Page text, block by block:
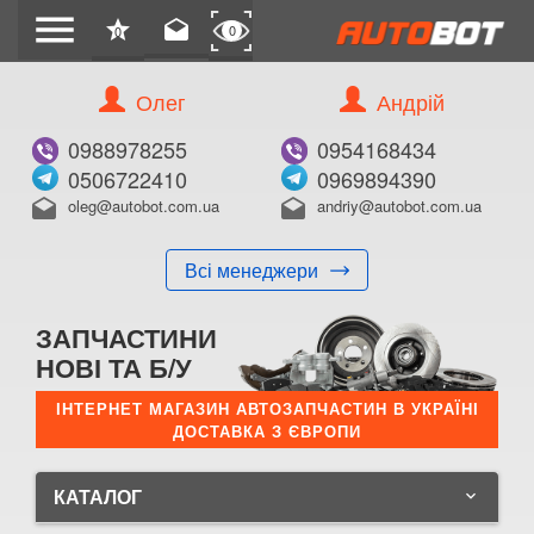
menu star
0 drafts 0
Олег
0988978255
0506722410
drafts oleg@autobot.com.ua
Всі менеджери
Андрій
0954168434
0969894390
drafts andriy@autobot.com.ua
ЗАПЧАСТИНИ
НОВІ ТА Б/У
ІНТЕРНЕТ МАГАЗИН АВТОЗАПЧАСТИН В УКРАЇНІ
ДОСТАВКА З ЄВРОПИ
КАТАЛОГ keyboard_arrow_down